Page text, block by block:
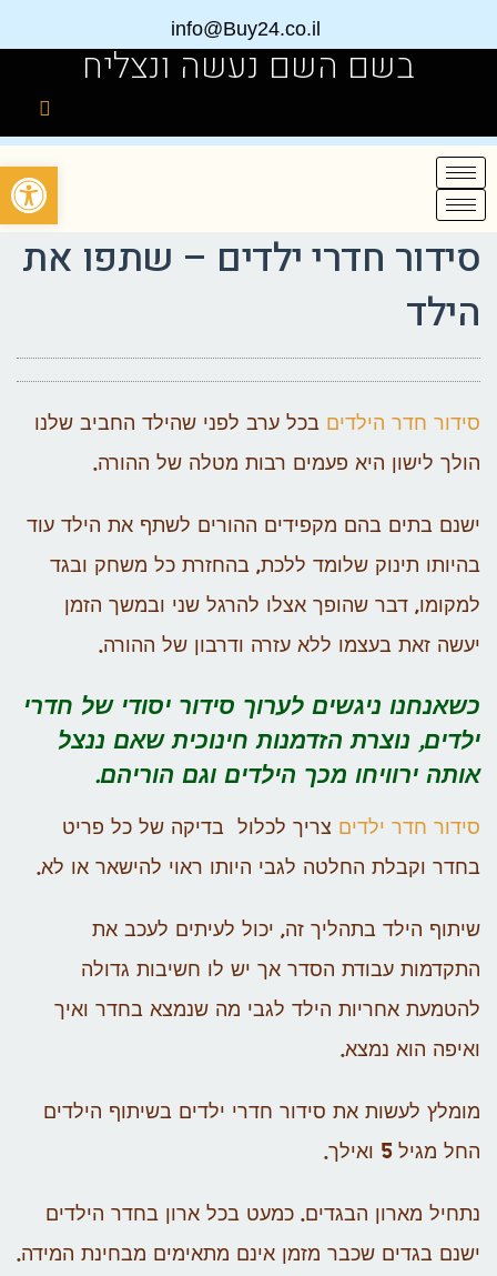
info@Buy24.co.il
בשם השם נעשה ונצליח
סידור חדרי ילדים – שתפו את
הילד
סידור חדר הילדים בכל ערב לפני שהילד החביב שלנו
הולך לישון היא פעמים רבות מטלה של ההורה.
ישנם בתים בהם מקפידים ההורים לשתף את הילד עוד
בהיותו תינוק שלומד ללכת, בהחזרת כל משחק ובגד
למקומו, דבר שהופך אצלו להרגל שני ובמשך הזמן
יעשה זאת בעצמו ללא עזרה ודרבון של ההורה.
כשאנחנו ניגשים לערוך סידור יסודי של חדרי
ילדים, נוצרת הזדמנות חינוכית שאם ננצל
אותה ירוויחו מכך הילדים וגם הוריהם.
סידור חדר ילדים צריך לכלול בדיקה של כל פריט
בחדר וקבלת החלטה לגבי היותו ראוי להישאר או לא.
שיתוף הילד בתהליך זה, יכול לעיתים לעכב את
התקדמות עבודת הסדר אך יש לו חשיבות גדולה
להטמעת אחריות הילד לגבי מה שנמצא בחדר ואיך
ואיפה הוא נמצא.
מומלץ לעשות את סידור חדרי ילדים בשיתוף הילדים
החל מגיל 5 ואילך.
נתחיל מארון הבגדים. כמעט בכל ארון בחדר הילדים
ישנם בגדים שכבר מזמן אינם מתאימים מבחינת המידה.